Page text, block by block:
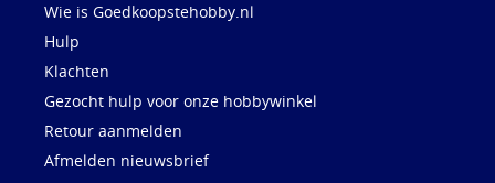
Wie is Goedkoopstehobby.nl
Hulp
Klachten
Gezocht hulp voor onze hobbywinkel
Retour aanmelden
Afmelden nieuwsbrief